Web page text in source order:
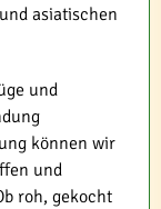
asiatischen
und
können wir
und
roh, gekocht